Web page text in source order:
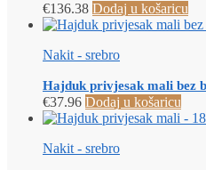
€136.38 Dodaj u košaricu
Nakit - srebro
Hajduk privjesak mali bez
€37.96 Dodaj u košaricu
Nakit - srebro